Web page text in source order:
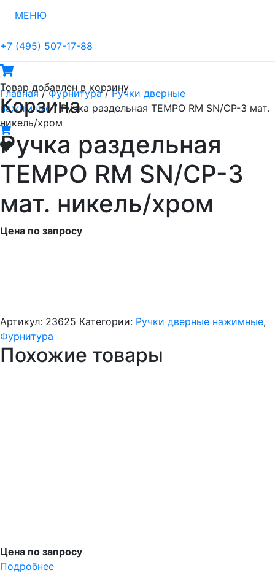
МЕНЮ
+7 (495) 507-17-88
Товар добавлен в корзину
Корзина
Главная/Фурнитура/Ручки дверные
нажимные/ Ручка раздельная TEMPO RM SN/CP-3 мат.
никель/хром
Ручка раздельная
TEMPO RM SN/CP-3
мат. никель/хром
Цена по запросу
Артикул: 23625 Категории: Ручки дверные нажимные,
Фурнитура
Похожие товары
Цена по запросу
Подробнее